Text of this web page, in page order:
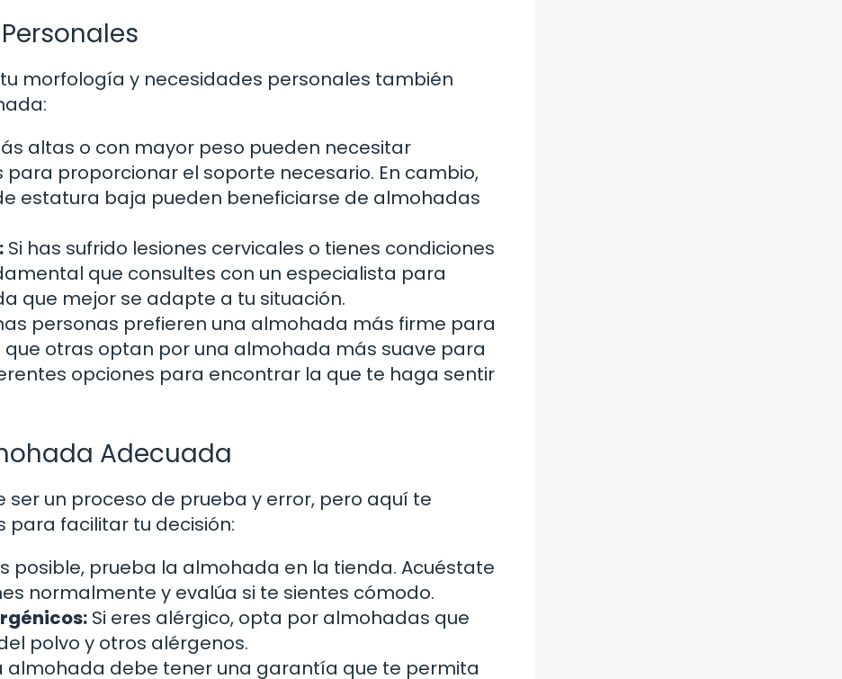
morfología y necesidades personales también
altas o con mayor peso pueden necesitar
proporcionar el soporte necesario. En cambio,
estatura baja pueden beneficiarse de almohadas
Si has sufrido lesiones cervicales o tienes condiciones
que consultes con un especialista para
que mejor se adapte a tu situación.
personas prefieren una almohada más firme para
otras optan por una almohada más suave para
opciones para encontrar la que te haga sentir
Adecuada
un proceso de prueba y error, pero aquí te
facilitar tu decisión:
posible, prueba la almohada en la tienda. Acuéstate
normalmente y evalúa si te sientes cómodo.
Si eres alérgico, opta por almohadas que
polvo y otros alérgenos.
almohada debe tener una garantía que te permita